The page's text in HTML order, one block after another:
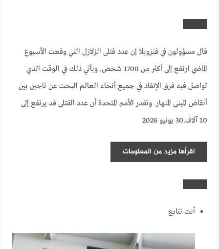
قال مسؤولون في فنزويلا إن عدد قتلى الزلازل التي وقعت الأسبوع
الماضي ارتفع إلى أكثر من 1700 شخص. ويأتي ذلك في الوقت الذي
تواصل فيه فرق الإنقاذ في جميع أنحاء العالم البحث عن ناجين بين
أنقاض المبنى المنهار. وتقدر الأمم المتحدة أن عدد القتلى قد يرتفع إلى
10 آلاف.
30 يونيو 2026
اقرأها مزيد من المعلومات
أنت تتابع